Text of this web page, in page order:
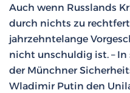
Auch wenn Russlands
durch nichts zu
jahrzehntelange
nicht unschuldig ist. –
der Münchner
Wladimir Putin den